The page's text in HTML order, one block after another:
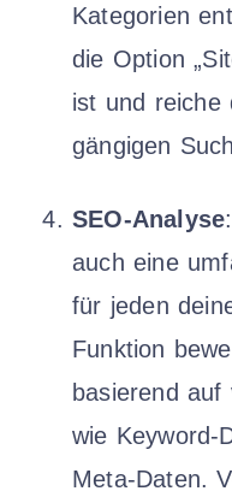
Kategorien
die Option
ist und reiche
gängigen
SEO-Analyse
auch eine
für jeden
Funktion
basierend auf
wie Keyword-
Meta-Daten.